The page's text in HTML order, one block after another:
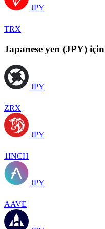
JPY
TRX
Japanese yen (JPY)
JPY
ZRX
JPY
1INCH
JPY
AAVE